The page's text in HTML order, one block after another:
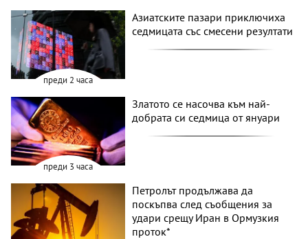
преди 2 часа
Азиатските пазари приключиха
седмицата със смесени резултати
преди 3 часа
Златото се насочва към най-
добрата си седмица от януари
Петролът продължава да
поскъпва след съобщения за
удари срещу Иран в Ормузкия
проток*